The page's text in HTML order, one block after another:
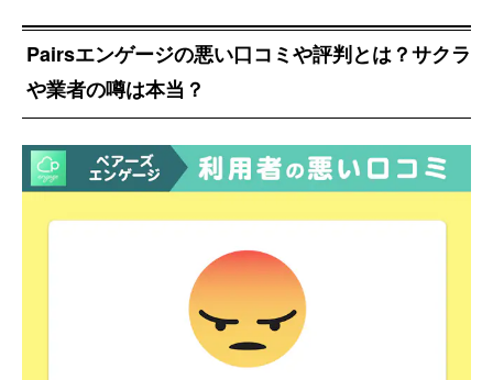
Pairsエンゲージの悪い口コミや評判とは？サクラ
や業者の噂は本当？